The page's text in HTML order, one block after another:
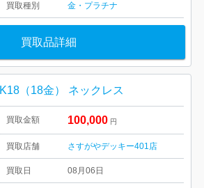
買取種別 金・プラチナ
買取品詳細
K18（18金） ネックレス
買取金額 100,000 円
買取店舗 さすがやデッキー401店
買取日 08月06日